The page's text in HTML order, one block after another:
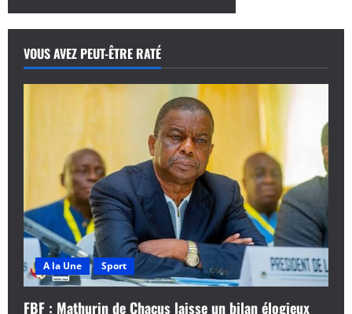
VOUS AVEZ PEUT-ÊTRE RATÉ
A la Une Sport
FBF : Mathurin de Chacus laisse un bilan élogieux